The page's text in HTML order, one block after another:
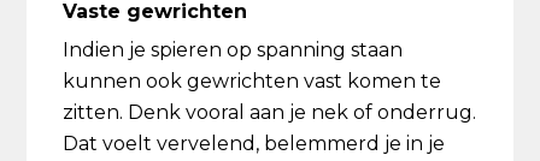
Vaste gewrichten
Indien je spieren op spanning staan
kunnen ook gewrichten vast komen te
zitten. Denk vooral aan je nek of onderrug.
Dat voelt vervelend, belemmerd je in je